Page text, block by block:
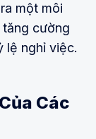
một môi
cường
lệ nghỉ việc.
Các